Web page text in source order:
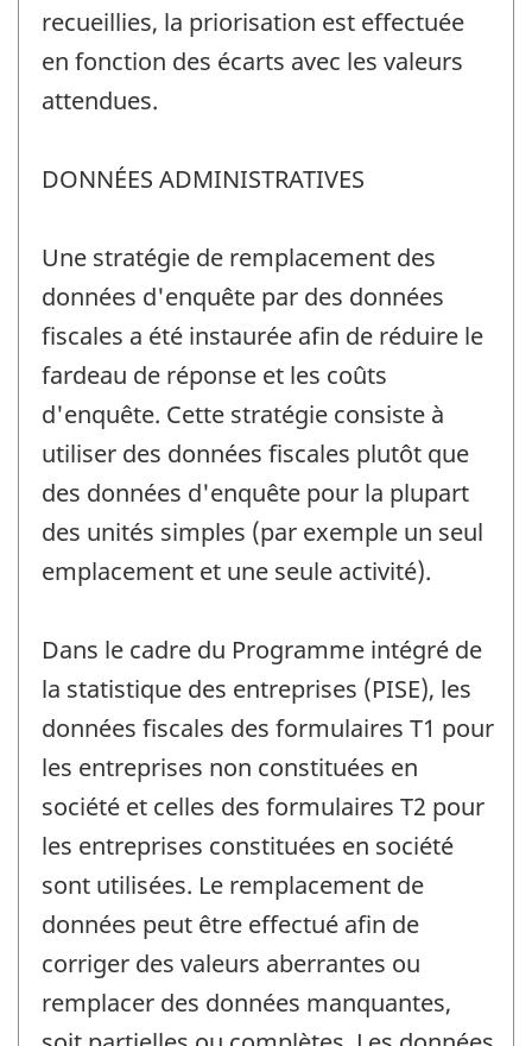
recueillies, la priorisation est effectuée
en fonction des écarts avec les valeurs
attendues.
DONNÉES ADMINISTRATIVES
Une stratégie de remplacement des
données d'enquête par des données
fiscales a été instaurée afin de réduire le
fardeau de réponse et les coûts
d'enquête. Cette stratégie consiste à
utiliser des données fiscales plutôt que
des données d'enquête pour la plupart
des unités simples (par exemple un seul
emplacement et une seule activité).
Dans le cadre du Programme intégré de
la statistique des entreprises (PISE), les
données fiscales des formulaires T1 pour
les entreprises non constituées en
société et celles des formulaires T2 pour
les entreprises constituées en société
sont utilisées. Le remplacement de
données peut être effectué afin de
corriger des valeurs aberrantes ou
remplacer des données manquantes,